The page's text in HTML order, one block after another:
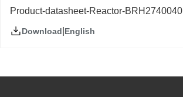
Product-datasheet-Reactor-BRH2740040
Download English